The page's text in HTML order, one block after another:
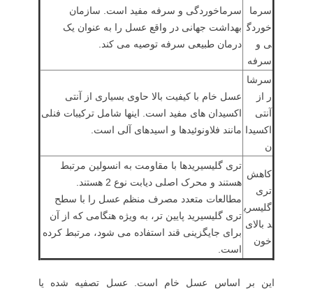
سرما
خوردگ
ی و
سرفه
سرماخوردگی و سرفه مفید است. سازمان
بهداشت جهانی در واقع عسل را به عنوان یک
درمان طبیعی سرفه توصیه می کند.
سرشا
ر از
آنتی
اکسیدا
ن
عسل خام با کیفیت بالا حاوی بسیاری از آنتی
اکسیدان های مفید است. اینها شامل ترکیبات فنلی
مانند فلاونوئیدها و اسیدهای آلی است.
کاهش
تری
گلیسری
د بالای
خون
تری گلیسیریدها با مقاومت به انسولین مرتبط
هستند و محرک اصلی دیابت نوع 2 هستند.
مطالعات متعدد مصرف منظم عسل را با سطح
تری گلیسیرید پایین تر، به ویژه هنگامی که از آن
برای جایگزینی قند استفاده می شود، مرتبط کرده
است.
این بر اساس عسل خام است. عسل تصفیه شده یا